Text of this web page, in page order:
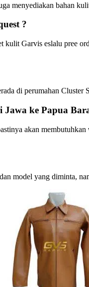
menyediakan bahan
?
kulit Garvis eslalu pree
di perumahan Cluster
ke Papua
akan
model yang diminta,